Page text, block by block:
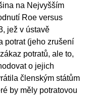
na Nejvyšším
Roe versus
jež v ústavě
potrat (jeho zrušení
potratů, ale to,
o jejich
členským státům
by měly potratovou